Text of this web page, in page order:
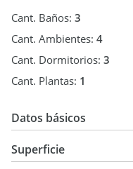
Cant. Baños: 3
Cant. Ambientes: 4
Cant. Dormitorios: 3
Cant. Plantas: 1
Datos básicos
Superficie